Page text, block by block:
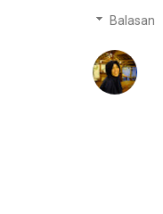
Balasan